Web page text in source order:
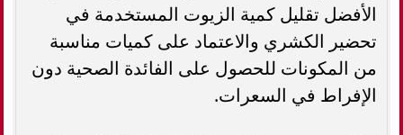
الأفضل تقليل كمية الزيوت المستخدمة في
تحضير الكشري والاعتماد على كميات مناسبة
من المكونات للحصول على الفائدة الصحية دون
الإفراط في السعرات.